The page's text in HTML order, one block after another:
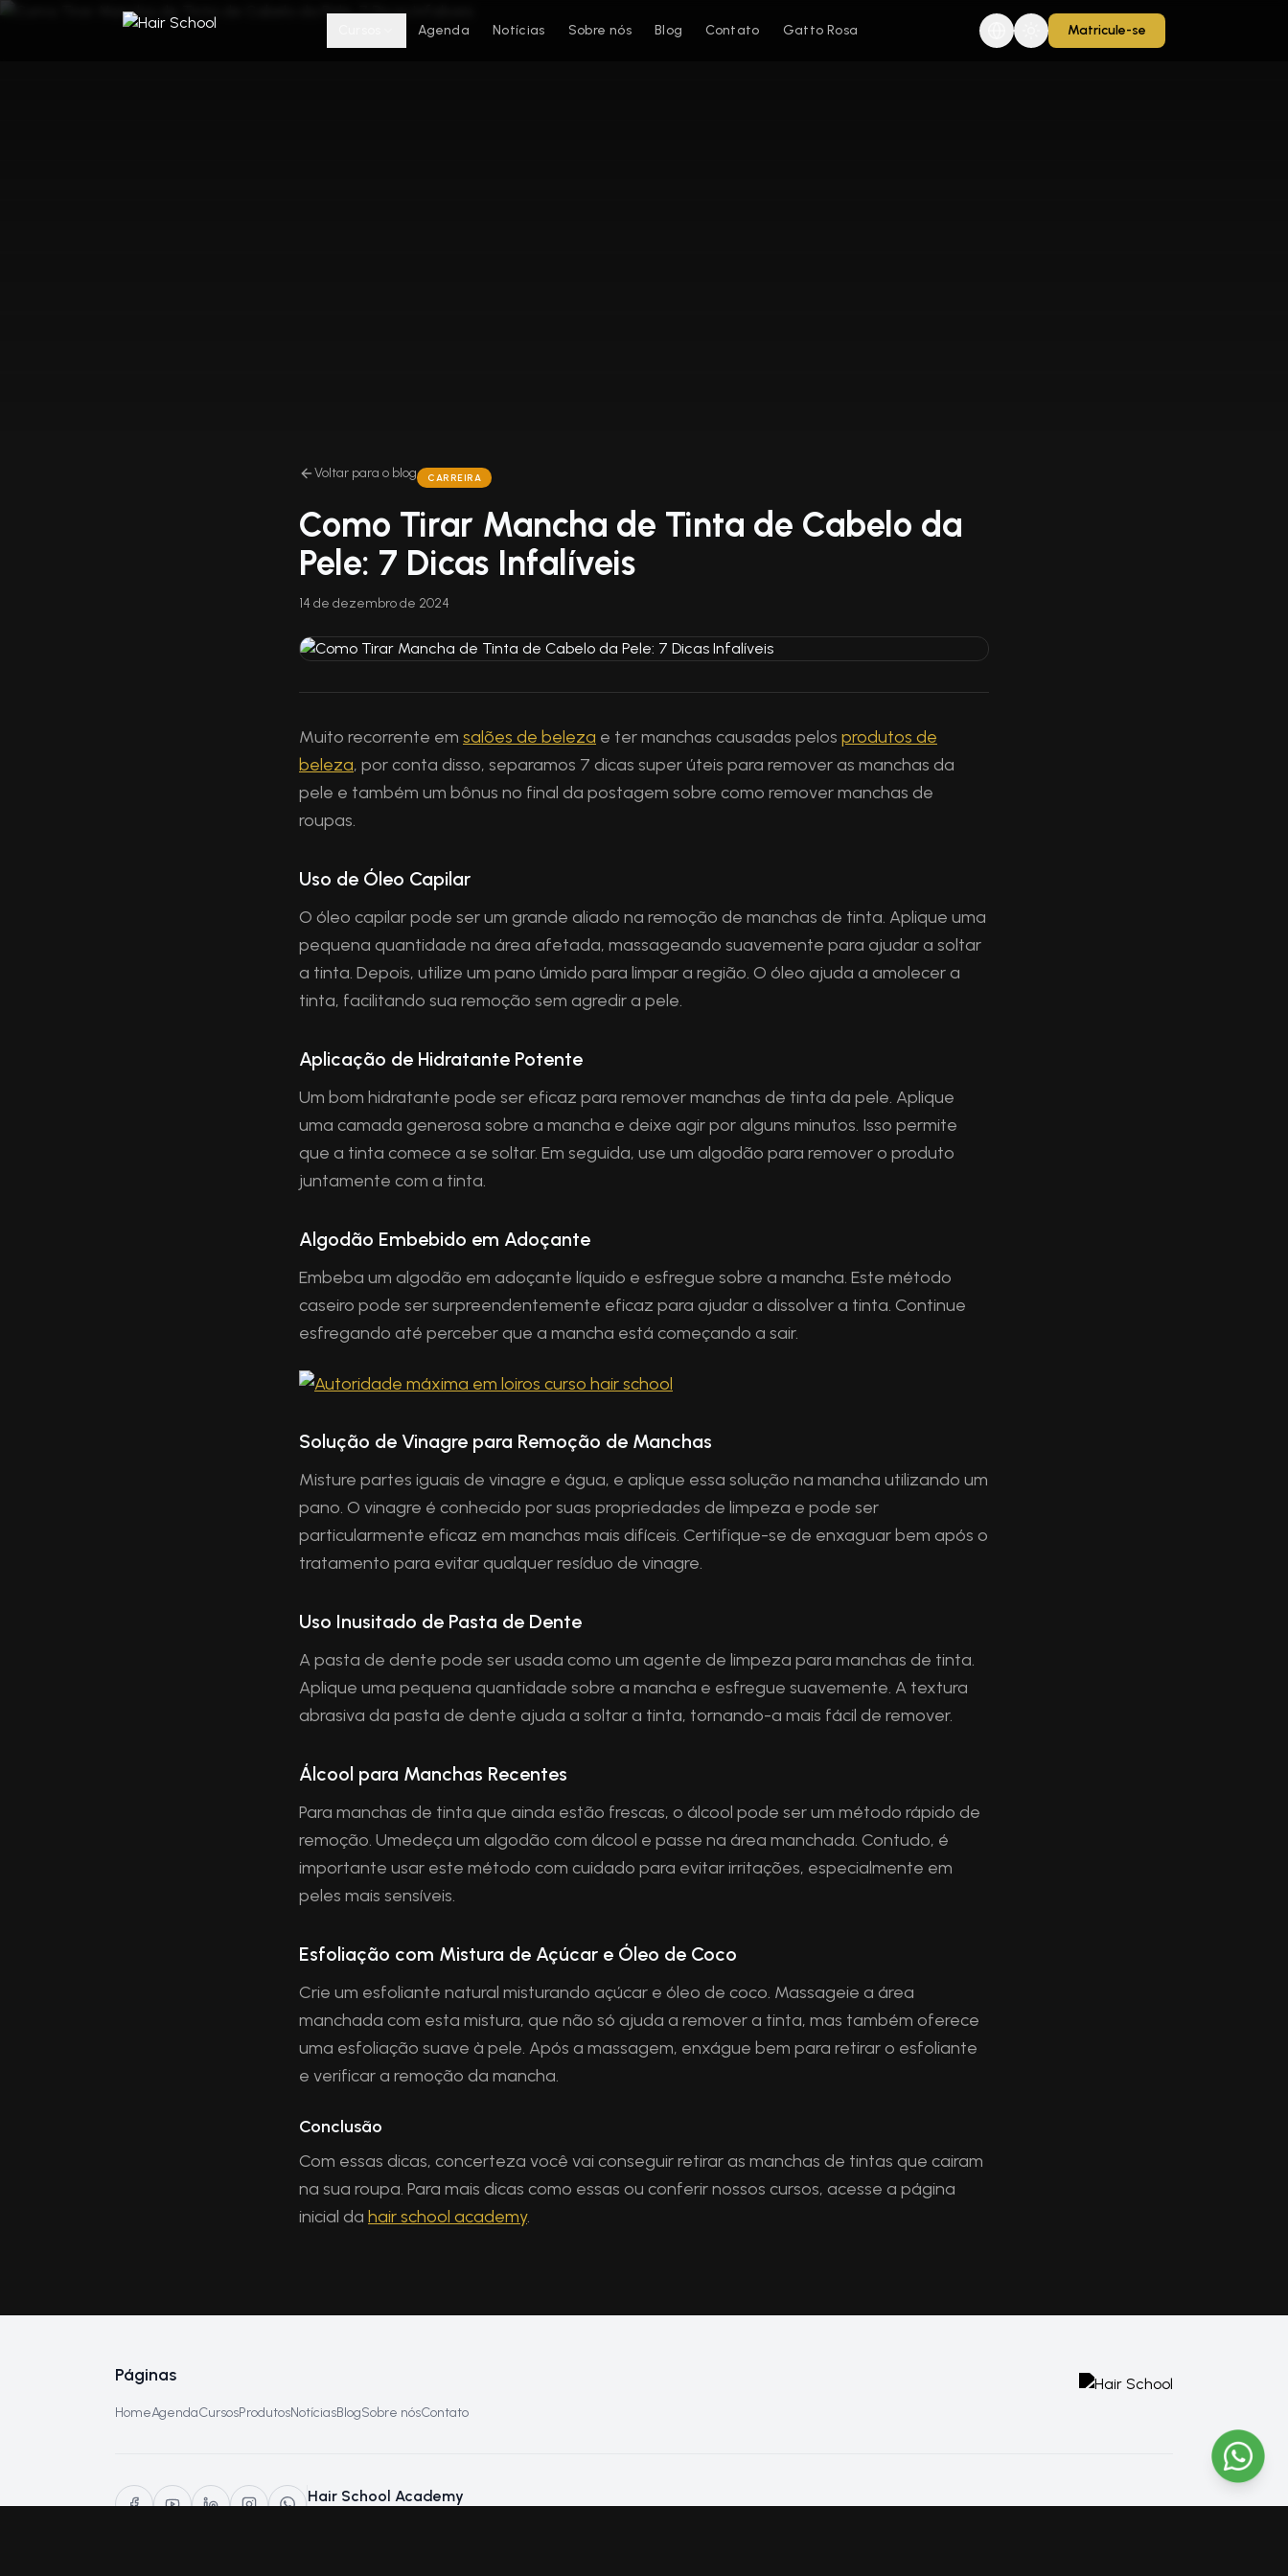
Agenda Notícias Sobre nós Blog Contato Gatto Rosa Matricule-se
Voltar para o blog CARREIRA
Como Tirar Mancha de Tinta de Cabelo da
Pele: 7 Dicas Infalíveis
14 de dezembro de 2024
Muito recorrente em salões de beleza e ter manchas causadas pelos produtos de
beleza, por conta disso, separamos 7 dicas super úteis para remover as manchas da
pele e também um bônus no final da postagem sobre como remover manchas de
roupas.
Uso de Óleo Capilar
O óleo capilar pode ser um grande aliado na remoção de manchas de tinta. Aplique uma
pequena quantidade na área afetada, massageando suavemente para ajudar a soltar
a tinta. Depois, utilize um pano úmido para limpar a região. O óleo ajuda a amolecer a
tinta, facilitando sua remoção sem agredir a pele.
Aplicação de Hidratante Potente
Um bom hidratante pode ser eficaz para remover manchas de tinta da pele. Aplique
uma camada generosa sobre a mancha e deixe agir por alguns minutos. Isso permite
que a tinta comece a se soltar. Em seguida, use um algodão para remover o produto
juntamente com a tinta.
Algodão Embebido em Adoçante
Embeba um algodão em adoçante líquido e esfregue sobre a mancha. Este método
caseiro pode ser surpreendentemente eficaz para ajudar a dissolver a tinta. Continue
esfregando até perceber que a mancha está começando a sair.
Solução de Vinagre para Remoção de Manchas
Misture partes iguais de vinagre e água, e aplique essa solução na mancha utilizando um
pano. O vinagre é conhecido por suas propriedades de limpeza e pode ser
particularmente eficaz em manchas mais difíceis. Certifique-se de enxaguar bem após o
tratamento para evitar qualquer resíduo de vinagre.
Uso Inusitado de Pasta de Dente
A pasta de dente pode ser usada como um agente de limpeza para manchas de tinta.
Aplique uma pequena quantidade sobre a mancha e esfregue suavemente. A textura
abrasiva da pasta de dente ajuda a soltar a tinta, tornando-a mais fácil de remover.
Álcool para Manchas Recentes
Para manchas de tinta que ainda estão frescas, o álcool pode ser um método rápido de
remoção. Umedeça um algodão com álcool e passe na área manchada. Contudo, é
importante usar este método com cuidado para evitar irritações, especialmente em
peles mais sensíveis.
Esfoliação com Mistura de Açúcar e Óleo de Coco
Crie um esfoliante natural misturando açúcar e óleo de coco. Massageie a área
manchada com esta mistura, que não só ajuda a remover a tinta, mas também oferece
uma esfoliação suave à pele. Após a massagem, enxágue bem para retirar o esfoliante
e verificar a remoção da mancha.
Conclusão
Com essas dicas, concerteza você vai conseguir retirar as manchas de tintas que cairam
na sua roupa. Para mais dicas como essas ou conferir nossos cursos, acesse a página
inicial da hair school academy.
Páginas
HomeAgendaCursosProdutosNotíciasBlogSobre nósContato
Hair School Academy